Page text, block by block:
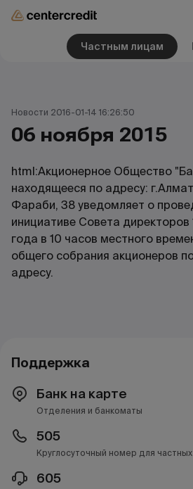
Частным лицам
Новости 2016-01-14 16:26:50
06 ноября 2015
html:Акционерное Общество
находящееся по адресу:
Фараби, 38 уведомляет о
инициативе Совета директоров
года в 10 часов местного
общего собрания акционеров
адресу.
Поддержка
Банк на карте
Отделения и банкоматы
505
Круглосуточный номер для
605